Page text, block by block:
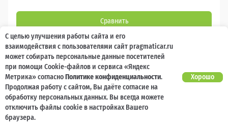
Сравнить
Подробнее
Перезвоним за минуту
С целью улучшения работы сайта и его
взаимодействия с пользователями сайт pragmaticar.ru
может собирать персональные данные посетителей
при помощи Cookie-файлов и сервиса «Яндекс
Метрика» согласноПолитике конфиденциальности.
Продолжая работу с сайтом, Вы даёте согласие на
обработку персональных данных. Вы всегда можете
отключить файлы cookie в настройках Вашего
браузера.
Хорошо